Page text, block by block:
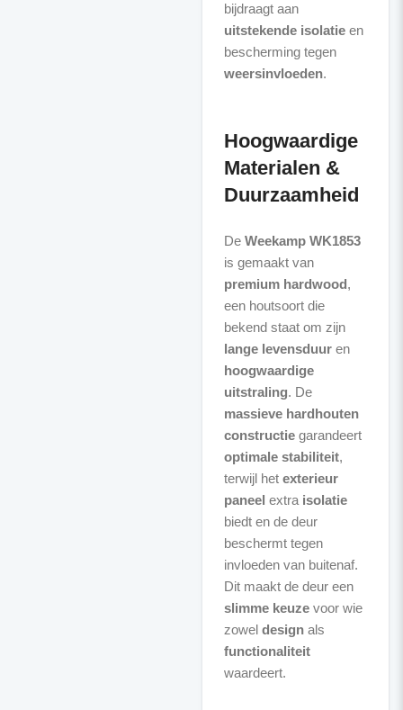
bijdraagt aan
uitstekende isolatieen
bescherming tegen
weersinvloeden.
Hoogwaardige
Materialen &
Duurzaamheid
De Weekamp WK1853
is gemaakt van
premium hardwood,
een houtsoort die
bekend staat om zijn
lange levensduuren
hoogwaardige
uitstraling. De
massieve hardhouten
constructiegarandeert
optimale stabiliteit,
terwijl het exterieur
paneel extra isolatie
biedt en de deur
beschermt tegen
invloeden van buitenaf.
Dit maakt de deur een
slimme keuzevoor wie
zowel designals
functionaliteit
waardeert.